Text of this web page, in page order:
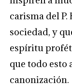
carisma del
sociedad, y
espíritu
que todo esto
canonización.